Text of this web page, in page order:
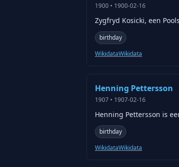
1900 • 1900-02-16
Zygfryd Kosicki, een
birthday
WikidataWikidata
Henning Pettersson
1907 • 1907-02-16
Henning Pettersson is
birthday
WikidataWikidata